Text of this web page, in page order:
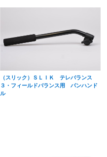
（スリック）ＳＬＩＫ テレバランス
３・フィールドバランス用 パンハンド
ル